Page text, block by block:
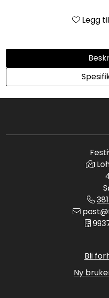
Legg
Bli
Ny